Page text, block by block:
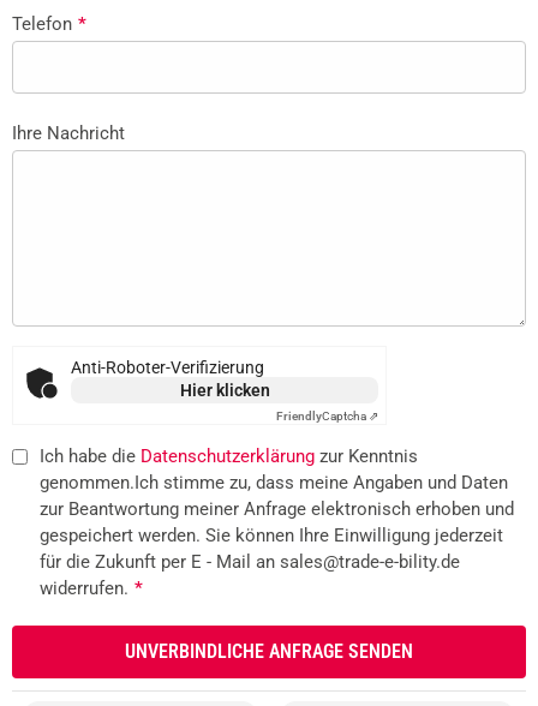
Telefon *
Ihre Nachricht
Anti-Roboter-Verifizierung
Hier klicken
FriendlyCaptcha ⇗
Ich habe die Datenschutzerklärung zur Kenntnis
genommen.Ich stimme zu, dass meine Angaben und Daten
zur Beantwortung meiner Anfrage elektronisch erhoben und
gespeichert werden. Sie können Ihre Einwilligung jederzeit
für die Zukunft per E - Mail an sales@trade-e-bility.de
widerrufen. *